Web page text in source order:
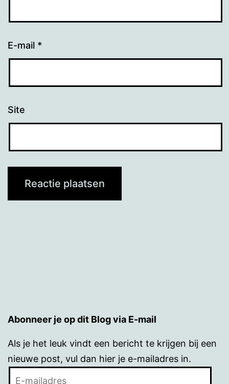
E-mail *
Site
Abonneer je op dit Blog via E-mail
Als je het leuk vindt een bericht te krijgen bij een
nieuwe post, vul dan hier je e-mailadres in.